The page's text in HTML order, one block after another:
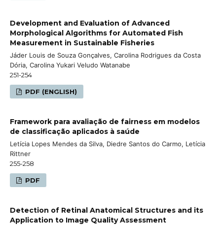
Development and Evaluation of Advanced
Morphological Algorithms for Automated Fish
Measurement in Sustainable Fisheries
Jáder Louis de Souza Gonçalves, Carolina Rodrigues da Costa
Dória, Carolina Yukari Veludo Watanabe
251-254
PDF (ENGLISH)
Framework para avaliação de fairness em modelos
de classificação aplicados à saúde
Letícia Lopes Mendes da Silva, Diedre Santos do Carmo, Letícia
Rittner
255-258
PDF
Detection of Retinal Anatomical Structures and its
Application to Image Quality Assessment